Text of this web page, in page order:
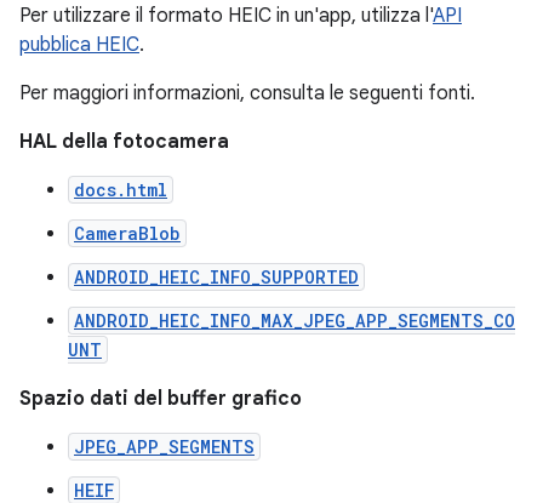
Per utilizzare il formato HEIC in un'app, utilizza l'API
pubblica HEIC.
Per maggiori informazioni, consulta le seguenti fonti.
HAL della fotocamera
docs.html
CameraBlob
ANDROID_HEIC_INFO_SUPPORTED
ANDROID_HEIC_INFO_MAX_JPEG_APP_SEGMENTS_CO
UNT
Spazio dati del buffer grafico
JPEG_APP_SEGMENTS
HEIF